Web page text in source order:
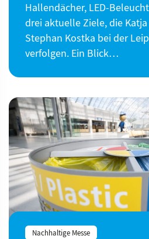
Hallendächer, LED-
drei aktuelle Ziele, die
Stephan Kostka bei der
verfolgen. Ein Blick…
Nachhaltige Messe